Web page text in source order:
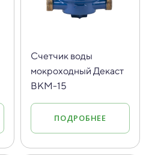
Счетчик воды
мокроходный Декаст
ВКМ-15
ПОДРОБНЕЕ